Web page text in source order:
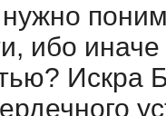
ибо иначе
Искра